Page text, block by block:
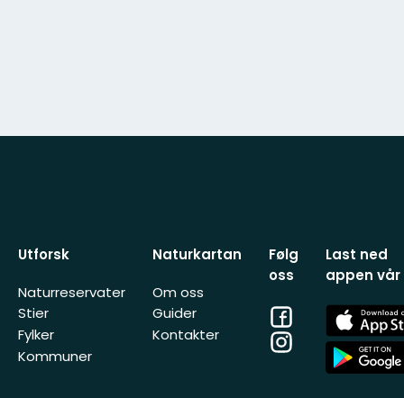
Utforsk
Naturreservater
Stier
Fylker
Kommuner
Naturkartan
Om oss
Guider
Kontakter
Følg
oss
Facebook
Instagram
Last ned
appen vår
App
Store
App
Store